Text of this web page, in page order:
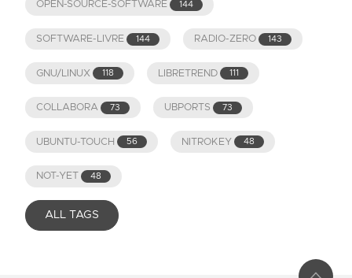
OPEN-SOURCE-SOFTWARE 144
SOFTWARE-LIVRE 144 RADIO-ZERO 143
GNU/LINUX 118 LIBRETREND 111
COLLABORA 73 UBPORTS 73
UBUNTU-TOUCH 56 NITROKEY 48
NOT-YET 48
ALL TAGS